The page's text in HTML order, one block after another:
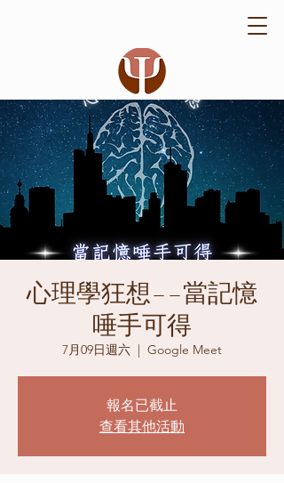
心理學狂想––當記憶
唾手可得
7月09日週六
  |
Google Meet
報名已截止
查看其他活動